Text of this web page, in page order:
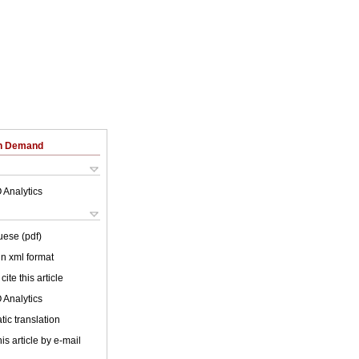
Demand
Analytics
(pdf)
xml format
this article
Analytics
translation
article by e-mail